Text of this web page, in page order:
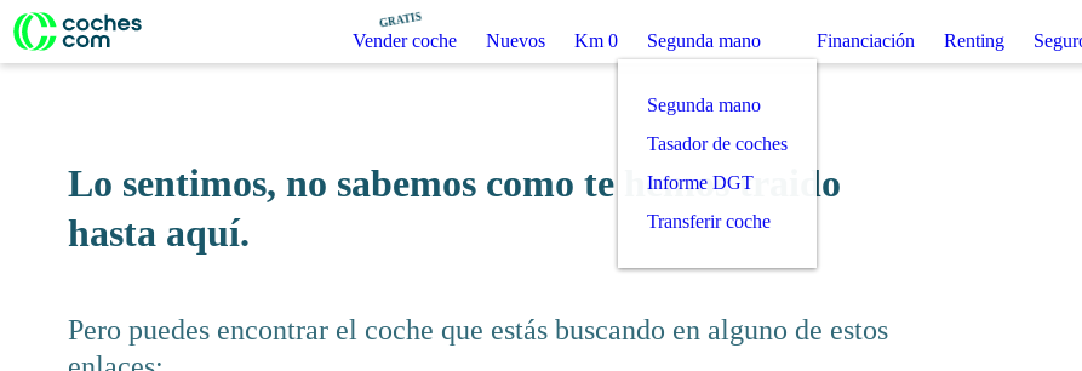
GRATIS
Vender coche Nuevos Km 0 Segunda mano Financiación Renting
Lo sentimos, no sabemos como te hemos
traido hasta aquí.
Pero puedes encontrar el coche que estás buscando en alguno